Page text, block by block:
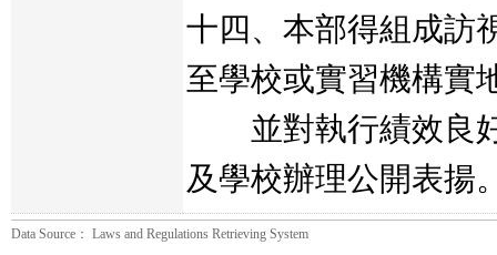
十四、本部得組成訪
至學校或實習機構實
並對執行績效良好
及學校辦理公開表揚
Data Source： Laws and Regulations Retrieving System